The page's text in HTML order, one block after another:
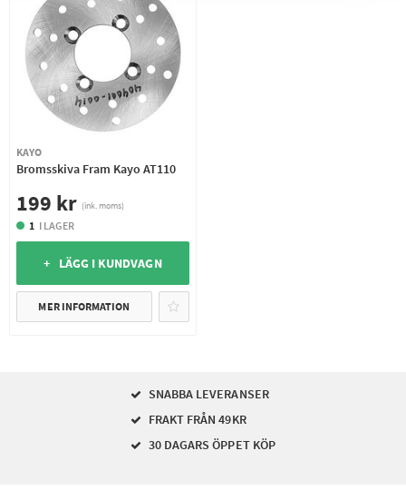
KAYO
Bromsskiva Fram Kayo AT110
199 kr (ink. moms)
1 I LAGER
+ LÄGG I KUNDVAGN
MER INFORMATION
SNABBA LEVERANSER
FRAKT FRÅN 49KR
30 DAGARS ÖPPET KÖP